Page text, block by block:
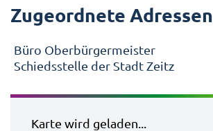
Zugeordnete Adressen
Büro Oberbürgermeister
Schiedsstelle der Stadt Zeitz
Karte wird geladen...